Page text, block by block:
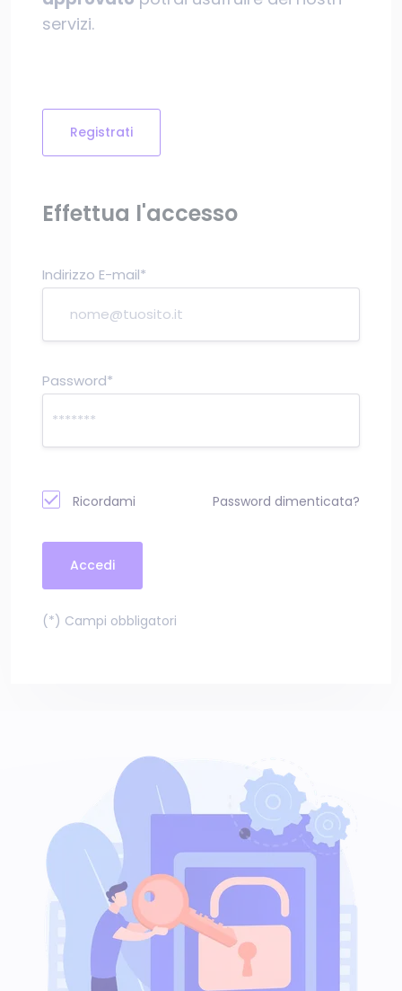
servizi.
Registrati
Effettua l'accesso
Indirizzo E-mail*
Password*
Ricordami Password dimenticata?
Accedi
(*) Campi obbligatori